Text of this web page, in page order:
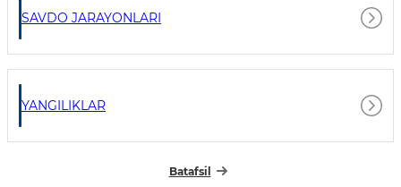
SAVDO JARAYONLARI
YANGILIKLAR
Batafsil